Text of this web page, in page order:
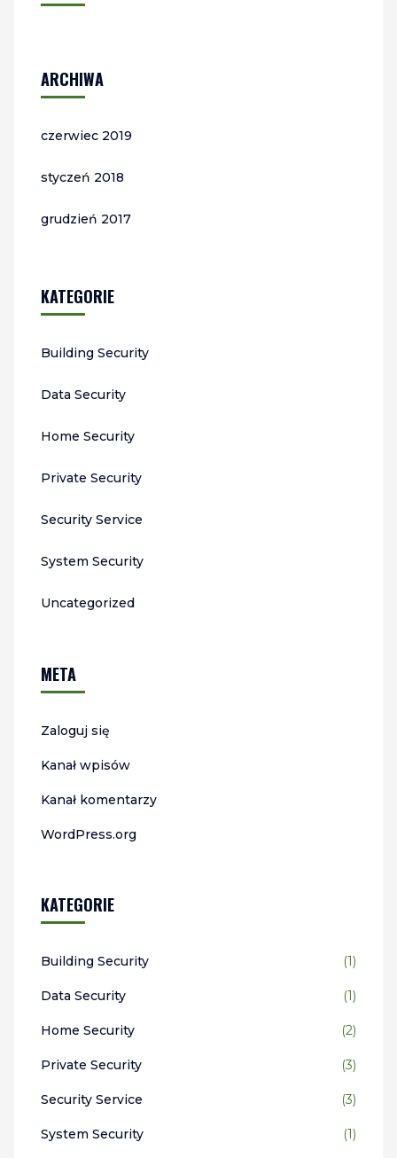
ARCHIWA
czerwiec 2019
styczeń 2018
grudzień 2017
KATEGORIE
Building Security
Data Security
Home Security
Private Security
Security Service
System Security
Uncategorized
META
Zaloguj się
Kanał wpisów
Kanał komentarzy
WordPress.org
KATEGORIE
Building Security (1)
Data Security (1)
Home Security (2)
Private Security (3)
Security Service (3)
System Security (1)